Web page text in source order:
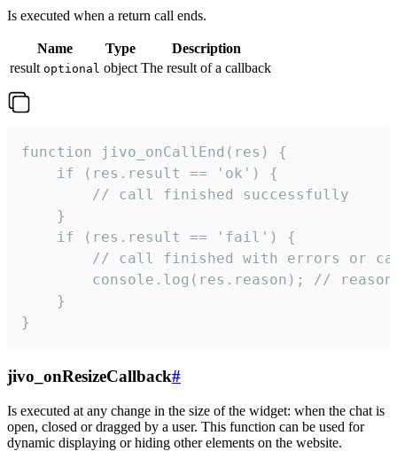
Is executed when a return call ends.
Name Type
Description
result optional object The result of a callback
function jivo_onCallEnd(res) {
    if (res.result == 'ok') {
        // call finished successfully
    }
    if (res.result == 'fail') {
// call finished with errors or
console.log(res.reason); //
    }
}
jivo_onResizeCallback#
Is executed at any change in the size of the widget: when the chat is
open, closed or dragged by a user. This function can be used for
dynamic displaying or hiding other elements on the website.